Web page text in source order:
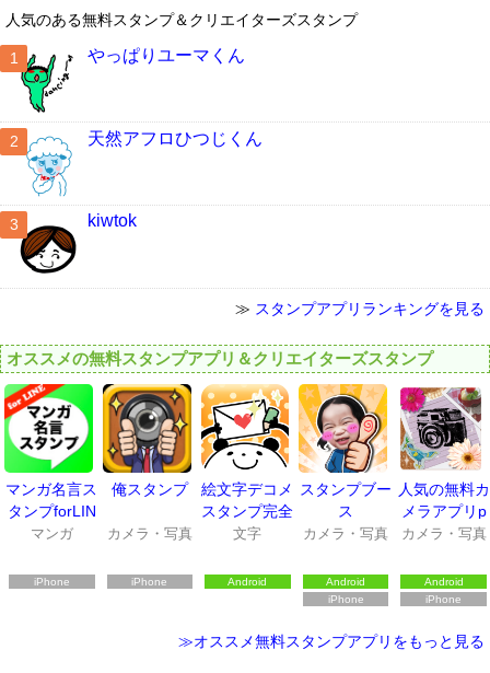
人気のある無料スタンプ＆クリエイターズスタンプ
やっぱりユーマくん
天然アフロひつじくん
kiwtok
≫ スタンプアプリランキングを見る
オススメの無料スタンプアプリ＆クリエイターズスタンプ
マンガ名言ス
タンプforLIN
E
マンガ
iPhone
俺スタンプ
カメラ・写真
iPhone
絵文字デコメ
スタンプ完全
無料★えもじ
バ+*
文字
Android
スタンプブー
ス
カメラ・写真
Android
iPhone
人気の無料カ
メラアプリp
hotodeco
カメラ・写真
Android
iPhone
≫オススメ無料スタンプアプリをもっと見る